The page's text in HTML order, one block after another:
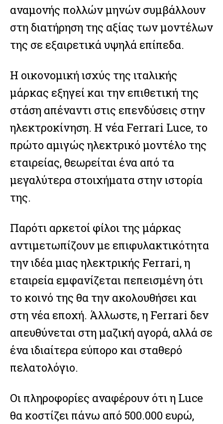
αναμονής πολλών μηνών συμβάλλουν
στη διατήρηση της αξίας των μοντέλων
της σε εξαιρετικά υψηλά επίπεδα.
Η οικονομική ισχύς της ιταλικής
μάρκας εξηγεί και την επιθετική της
στάση απέναντι στις επενδύσεις στην
ηλεκτροκίνηση. Η νέα Ferrari Luce, το
πρώτο αμιγώς ηλεκτρικό μοντέλο της
εταιρείας, θεωρείται ένα από τα
μεγαλύτερα στοιχήματα στην ιστορία
της.
Παρότι αρκετοί φίλοι της μάρκας
αντιμετωπίζουν με επιφυλακτικότητα
την ιδέα μιας ηλεκτρικής Ferrari, η
εταιρεία εμφανίζεται πεπεισμένη ότι
το κοινό της θα την ακολουθήσει και
στη νέα εποχή. Άλλωστε, η Ferrari δεν
απευθύνεται στη μαζική αγορά, αλλά σε
ένα ιδιαίτερα εύπορο και σταθερό
πελατολόγιο.
Οι πληροφορίες αναφέρουν ότι η Luce
θα κοστίζει πάνω από 500.000 ευρώ,